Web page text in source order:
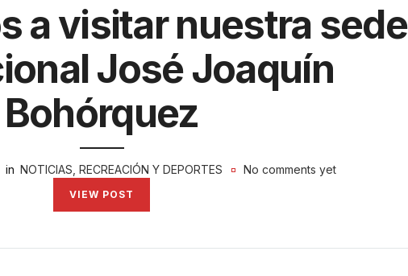
a visitar nuestra sede
José Joaquín
Bohórquez
in NOTICIAS RECREACIÓN Y DEPORTES No comments yet
VIEW POST